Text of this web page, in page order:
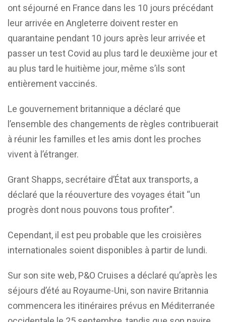
ont séjourné en France dans les 10 jours précédant
leur arrivée en Angleterre doivent rester en
quarantaine pendant 10 jours après leur arrivée et
passer un test Covid au plus tard le deuxième jour et
au plus tard le huitième jour, même s’ils sont
entièrement vaccinés.
Le gouvernement britannique a déclaré que
l’ensemble des changements de règles contribuerait
à réunir les familles et les amis dont les proches
vivent à l’étranger.
Grant Shapps, secrétaire d’État aux transports, a
déclaré que la réouverture des voyages était “un
progrès dont nous pouvons tous profiter”.
Cependant, il est peu probable que les croisières
internationales soient disponibles à partir de lundi.
Sur son site web, P&O Cruises a déclaré qu’après les
séjours d’été au Royaume-Uni, son navire Britannia
commencera les itinéraires prévus en Méditerranée